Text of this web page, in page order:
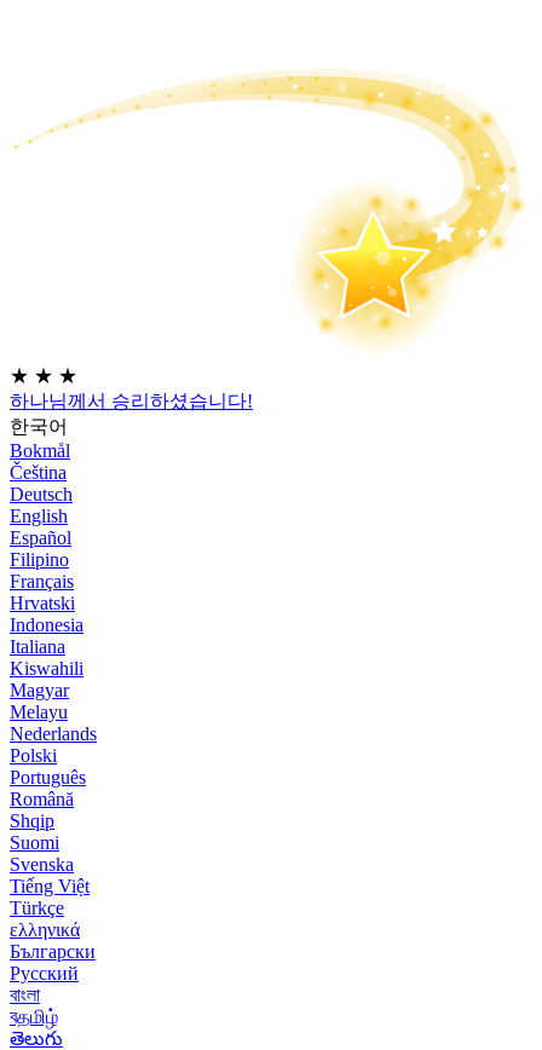
★ ★ ★
하나님께서 승리하셨습니다!
한국어
Bokmål
Čeština
Deutsch
English
Español
Filipino
Français
Hrvatski
Indonesia
Italiana
Kiswahili
Magyar
Melayu
Nederlands
Polski
Português
Română
Shqip
Suomi
Svenska
Tiếng Việt
Türkçe
ελληνικά
Български
Русский
বাংলা
বதமிழ்
తెలుగు